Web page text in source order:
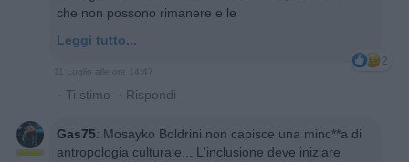
che non possono rimanere e le
Leggi tutto...
2
11 Luglio alle ore 14:47
· Ti stimo · Rispondi
Gas75: Mosayko Boldrini non capisce una minc**a di
antropologia culturale... L'inclusione deve iniziare